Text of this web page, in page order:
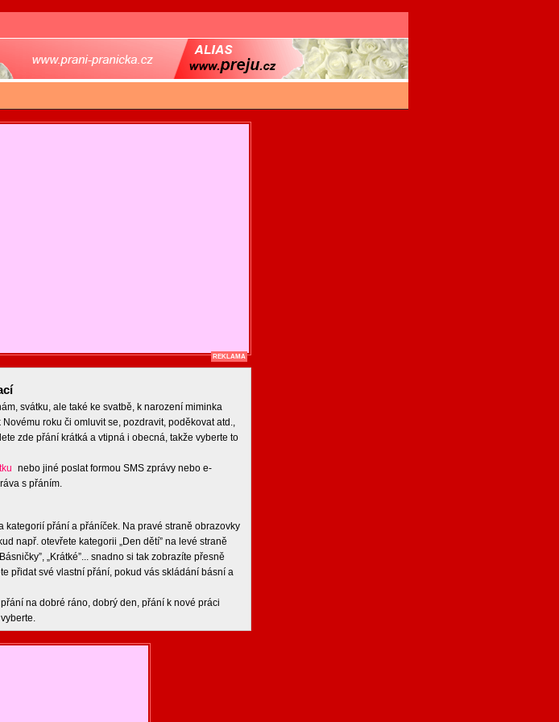
REKLAMA
svátku, ale také ke svatbě, k narození miminka
Novému roku či omluvit se, pozdravit, poděkovat atd.,
zde přání krátká a vtipná i obecná, takže vyberte to
nebo jiné poslat formou SMS zprávy nebo e-
s přáním.
kategorií přání a přáníček. Na pravé straně obrazovky
např. otevřete kategorii „Den dětí” na levé straně
„Krátké”... snadno si tak zobrazíte přesně
přidat své vlastní přání, pokud vás skládání básní a
na dobré ráno, dobrý den, přání k nové práci